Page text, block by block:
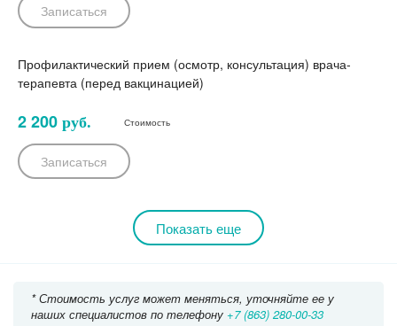
Записаться
Профилактический прием (осмотр, консультация) врача-
терапевта (перед вакцинацией)
2 200 руб. Стоимость
Записаться
Показать еще
* Стоимость услуг может меняться, уточняйте ее у
наших специалистов по телефону +7 (863) 280-00-33